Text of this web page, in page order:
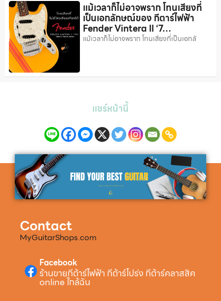
แม้เวลาก็ไม่อาจพราก โทนเสียงที่
เป็นเอกลักษณ์ของ กีตาร์ไฟฟ้า
Fender Vintera II ‘7…
แม้เวลาก็ไม่อาจพราก โทนเสียงที่เป็นเอกลั
แชร์หน้านี้
Contact
MyGuitarShops.com
Facebook
ร้านขายกีต้าร์ไฟฟ้า กีต้าร์โปร่ง กีต้าร์คลาสสิค
online ใกล้ฉัน